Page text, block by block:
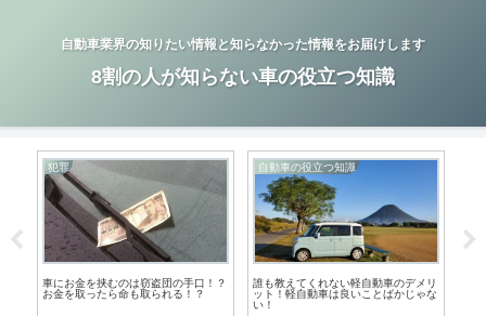
自動車業界の知りたい情報と知らなかった情報をお届けします
8割の人が知らない車の役立つ知識
犯罪
車にお金を挟むのは窃盗団の手口！？
お金を取ったら命も取られる！？
自動車の役立つ知識
誰も教えてくれない軽自動車のデメリ
ット！軽自動車は良いことばかじゃな
い！